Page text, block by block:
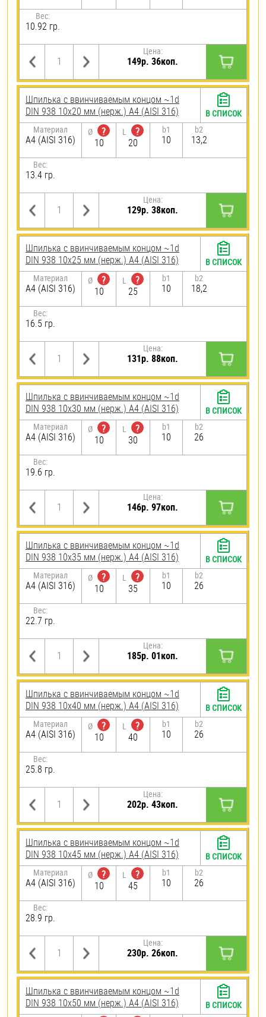
Вес:
10.92 гр.
Цена:
149р. 36коп.
Шпилька c ввинчиваемым концом ~1d
DIN 938 10х20 мм (нерж.) A4 (AISI 316)
Материал
A4 (AISI 316)
Ø
?
10
L
?
20
b1
10
b2
13,2
Вес:
13.4 гр.
Цена:
129р. 38коп.
В СПИСОК
Шпилька c ввинчиваемым концом ~1d
DIN 938 10х25 мм (нерж.) A4 (AISI 316)
Материал
A4 (AISI 316)
Ø
?
10
L
?
25
b1
10
b2
18,2
Вес:
16.5 гр.
Цена:
131р. 88коп.
В СПИСОК
Шпилька c ввинчиваемым концом ~1d
DIN 938 10х30 мм (нерж.) A4 (AISI 316)
Материал
A4 (AISI 316)
Ø
?
10
L
?
30
b1
10
b2
26
Вес:
19.6 гр.
Цена:
146р. 97коп.
В СПИСОК
Шпилька c ввинчиваемым концом ~1d
DIN 938 10х35 мм (нерж.) A4 (AISI 316)
Материал
A4 (AISI 316)
Ø
?
10
L
?
35
b1
10
b2
26
Вес:
22.7 гр.
Цена:
185р. 01коп.
В СПИСОК
Шпилька c ввинчиваемым концом ~1d
DIN 938 10х40 мм (нерж.) A4 (AISI 316)
Материал
A4 (AISI 316)
Ø
?
10
L
?
40
b1
10
b2
26
Вес:
25.8 гр.
Цена:
202р. 43коп.
В СПИСОК
Шпилька c ввинчиваемым концом ~1d
DIN 938 10х45 мм (нерж.) A4 (AISI 316)
Материал
A4 (AISI 316)
Ø
?
10
L
?
45
b1
10
b2
26
Вес:
28.9 гр.
Цена:
230р. 26коп.
В СПИСОК
Шпилька c ввинчиваемым концом ~1d
DIN 938 10х50 мм (нерж.) A4 (AISI 316)
В СПИСОК